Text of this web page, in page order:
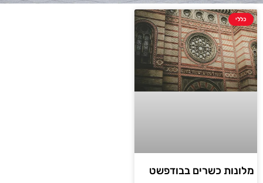
כללי
מלונות כשרים בבודפשט